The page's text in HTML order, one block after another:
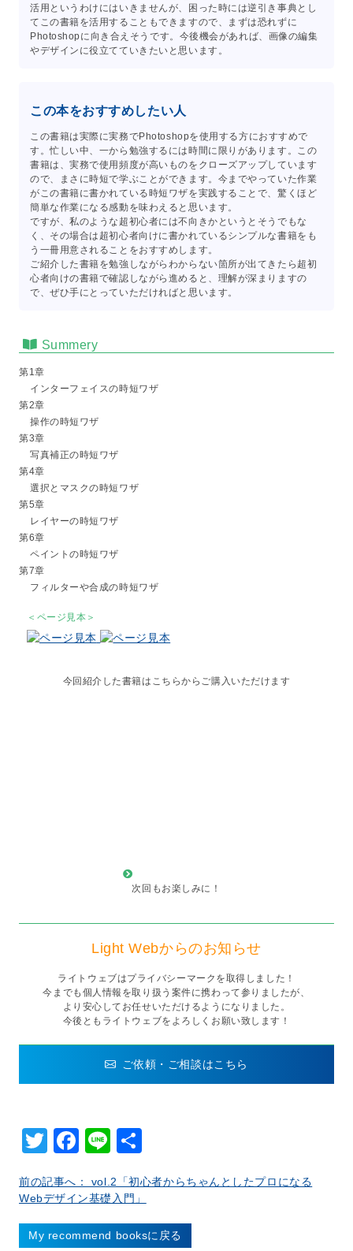
活用というわけにはいきませんが、困った時には逆引き事典とし
てこの書籍を活用することもできますので、まずは恐れずに
Photoshopに向き合えそうです。今後機会があれば、画像の編集
やデザインに役立てていきたいと思います。
この本をおすすめしたい人
この書籍は実際に実務でPhotoshopを使用する方におすすめで
す。忙しい中、一から勉強するには時間に限りがあります。この
書籍は、実務で使用頻度が高いものをクローズアップしています
ので、まさに時短で学ぶことができます。今までやっていた作業
がこの書籍に書かれている時短ワザを実践することで、驚くほど
簡単な作業になる感動を味わえると思います。
ですが、私のような超初心者には不向きかというとそうでもな
く、その場合は超初心者向けに書かれているシンプルな書籍をも
う一冊用意されることをおすすめします。
ご紹介した書籍を勉強しながらわからない箇所が出てきたら超初
心者向けの書籍で確認しながら進めると、理解が深まりますの
で、ぜひ手にとっていただければと思います。
Summery
第1章
インターフェイスの時短ワザ
第2章
操作の時短ワザ
第3章
写真補正の時短ワザ
第4章
選択とマスクの時短ワザ
第5章
レイヤーの時短ワザ
第6章
ペイントの時短ワザ
第7章
フィルターや合成の時短ワザ
＜ページ見本＞
今回紹介した書籍はこちらからご購入いただけます
次回もお楽しみに！
Light Webからのお知らせ
ライトウェブはプライバシーマークを取得しました！
今までも個人情報を取り扱う案件に携わって参りましたが、
より安心してお任せいただけるようになりました。
今後ともライトウェブをよろしくお願い致します！
ご依頼・ご相談はこちら
Twitter
Facebook
Line
前の記事へ： vol.2「初心者からちゃんとしたプロになる
Webデザイン基礎入門」
My recommend booksに戻る